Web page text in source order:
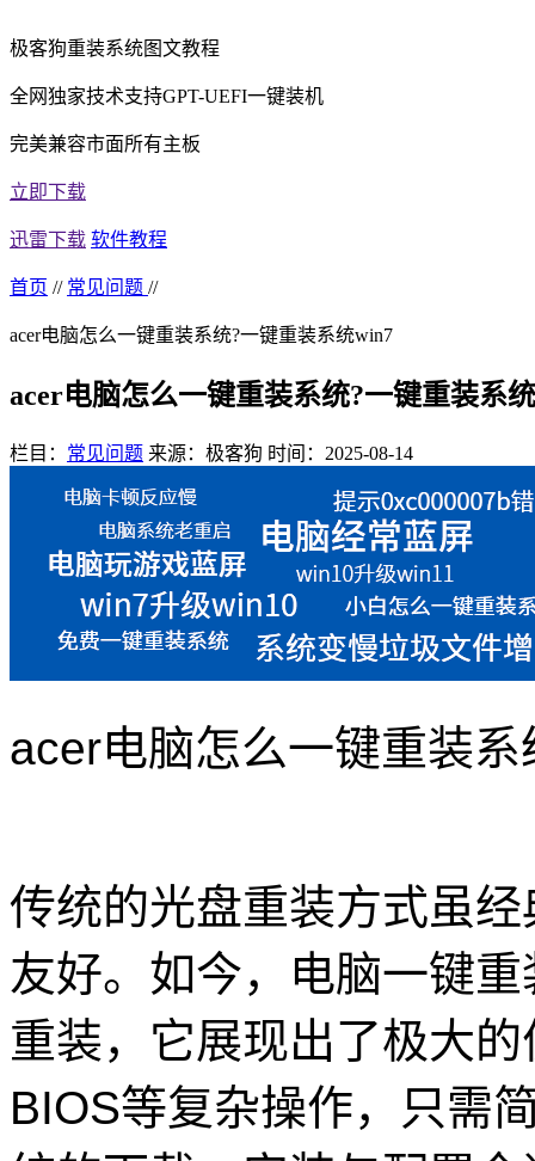
极客狗重装系统图文教程
全网独家技术支持GPT-UEFI一键装机
完美兼容市面所有主板
立即下载
迅雷下载 软件教程
首页 // 常见问题 //
acer电脑怎么一键重装系统?一键重装系统win7
acer电脑怎么一键重装系统?一键重装系
栏目： 常见问题 来源：极客狗 时间：2025-08-14
acer电脑怎么一键重装系
传统的光盘重装方式虽
友好。如今，电脑一键
重装，它展现出了极大
BIOS等复杂操作，只需